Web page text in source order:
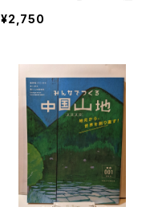
む？ 中国山地編集舎
¥2,750